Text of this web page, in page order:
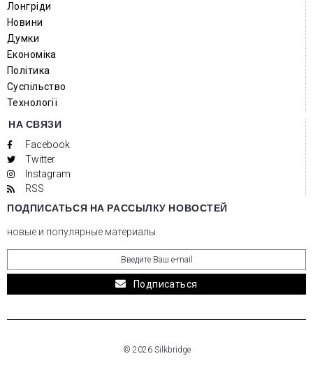
Лонгріди
Новини
Думки
Економіка
Політика
Суспільство
Технології
НА СВЯЗИ
Facebook
Twitter
Instagram
RSS
ПОДПИСАТЬСЯ НА РАССЫЛКУ НОВОСТЕЙ
новые и популярные материалы
Подписаться
© 2026 Silkbridge